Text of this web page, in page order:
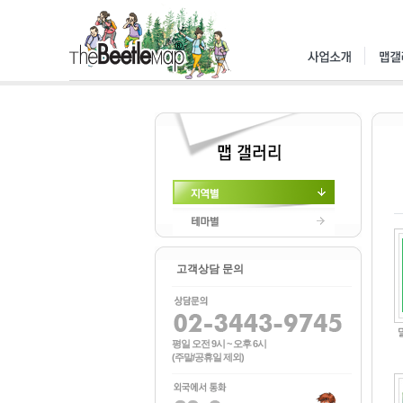
지역별
테마별
고객상담 문의
평일 오전 9시 ~ 오후 6시
(주말/공휴일 제외)